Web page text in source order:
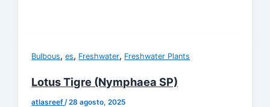
Bulbous,es, Freshwater, Freshwater Plants
Lotus Tigre (Nymphaea SP)
atlasreef /28 agosto, 2025